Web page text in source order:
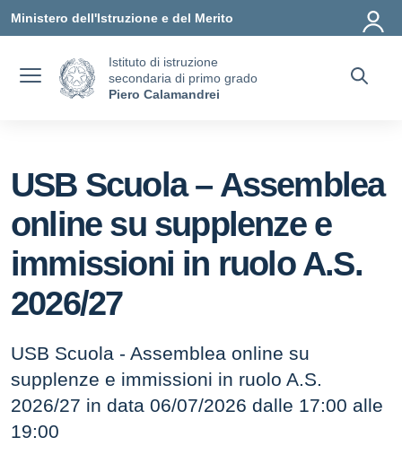
Ministero dell'Istruzione e del Merito
Istituto di istruzione
secondaria di primo grado
Piero Calamandrei
USB Scuola – Assemblea
online su supplenze e
immissioni in ruolo A.S.
2026/27
USB Scuola - Assemblea online su
supplenze e immissioni in ruolo A.S.
2026/27 in data 06/07/2026 dalle 17:00 alle
19:00